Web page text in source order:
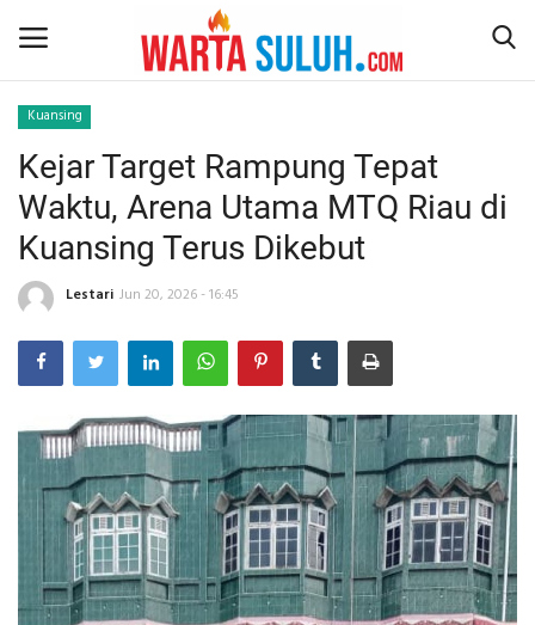
Home
NEWS
JAZIRAH RIAU
POLITIK
PSPS PEKANBARU
LIFESTYLE
INDEKS
Kuansing
Kejar Target Rampung Tepat
Waktu, Arena Utama MTQ Riau di
Kuansing Terus Dikebut
Lestari Jun 20, 2026 - 16:45